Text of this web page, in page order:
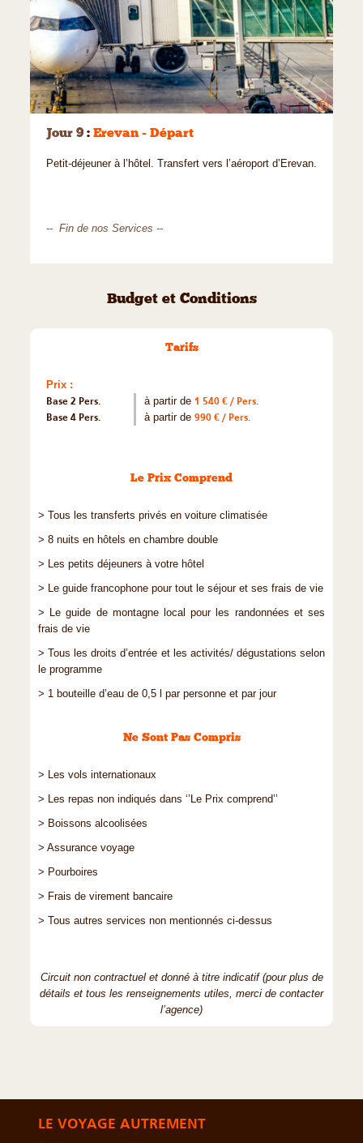
©
Jour 9: Erevan - Départ
Petit-déjeuner à l’hôtel. Transfert vers l’aéroport d’Erevan.
-- Fin de nos Services --
Budget et Conditions
Tarifs
Prix :
Base 2 Pers.
à partir de 1 540 € / Pers.
Base 4 Pers.
à partir de 990 € / Pers.
Le Prix Comprend
> Tous les transferts privés en voiture climatisée
> 8 nuits en hôtels en chambre double
> Les petits déjeuners à votre hôtel
> Le guide francophone pour tout le séjour et ses frais de vie
> Le guide de montagne local pour les randonnées et ses
frais de vie
> Tous les droits d’entrée et les activités/ dégustations selon
le programme
> 1 bouteille d’eau de 0,5 l par personne et par jour
Ne Sont Pas Compris
> Les vols internationaux
> Les repas non indiqués dans ‘’Le Prix comprend’’
> Boissons alcoolisées
> Assurance voyage
> Pourboires
> Frais de virement bancaire
> Tous autres services non mentionnés ci‑dessus
Circuit non contractuel et donné à titre indicatif (pour plus de
détails et tous les renseignements utiles, merci de contacter
l’agence)
LE VOYAGE AUTREMENT